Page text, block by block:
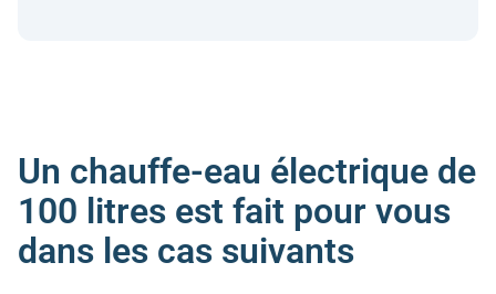
Un chauffe-eau électrique de
100 litres est fait pour vous
dans les cas suivants